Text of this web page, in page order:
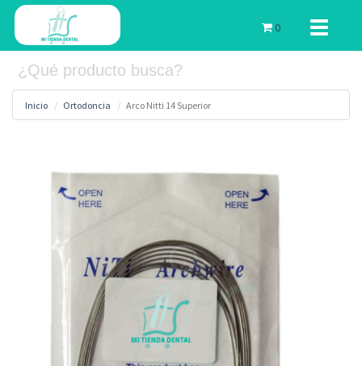
Toggle
0
Inicio Ortodoncia Arco Nitti 14 Superior